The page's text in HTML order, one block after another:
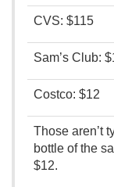
CVS: $115
Sam’s Club:
Costco: $12
Those aren’t
bottle of the
$12.